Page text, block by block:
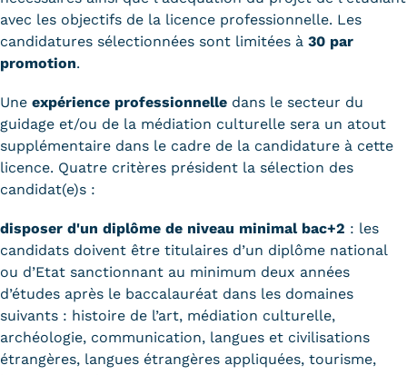
avec les objectifs de la licence professionnelle. Les
candidatures sélectionnées sont limitées à 30 par
promotion.
Une expérience professionnelle dans le secteur du
guidage et/ou de la médiation culturelle sera un atout
supplémentaire dans le cadre de la candidature à cette
licence. Quatre critères président la sélection des
candidat(e)s :
disposer d'un diplôme de niveau minimal bac+2 : les
candidats doivent être titulaires d’un diplôme national
ou d’Etat sanctionnant au minimum deux années
d’études après le baccalauréat dans les domaines
suivants : histoire de l’art, médiation culturelle,
archéologie, communication, langues et civilisations
étrangères, langues étrangères appliquées, tourisme,